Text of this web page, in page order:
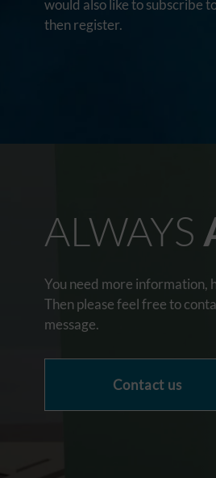
would also like to subscribe
then register.
ALWAYS
You need more information,
Then please feel free to
message.
Contact us